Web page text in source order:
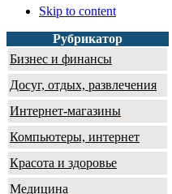
Skip to content
Рубрикатор
Бизнес и финансы
Досуг, отдых, развлечения
Интернет-магазины
Компьютеры, интернет
Красота и здоровье
Медицина